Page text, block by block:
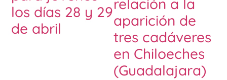
los días 28 y 29
de abril
relación a la
aparición de
tres cadáveres
en Chiloeches
(Guadalajara)